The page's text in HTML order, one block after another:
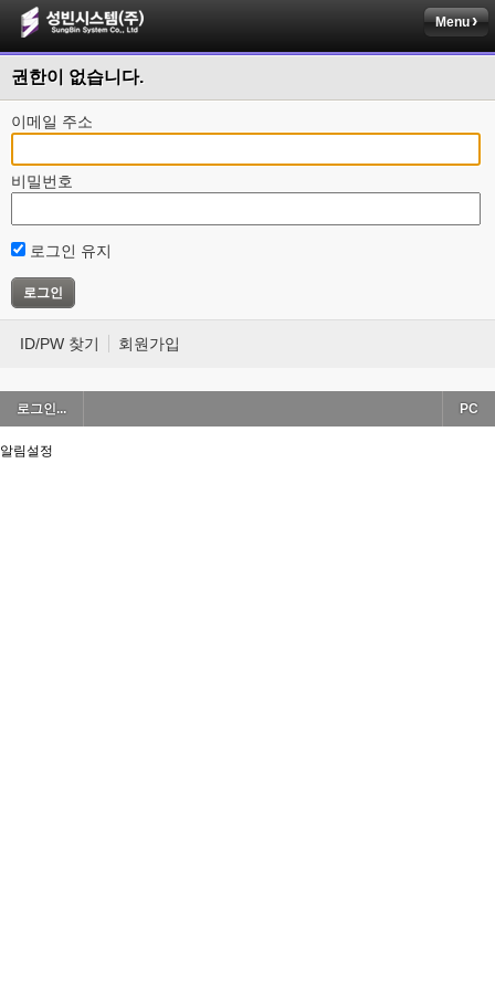
Menu
권한이 없습니다.
이메일 주소
비밀번호
로그인 유지
ID/PW 찾기 회원가입
로그인... PC
알림설정